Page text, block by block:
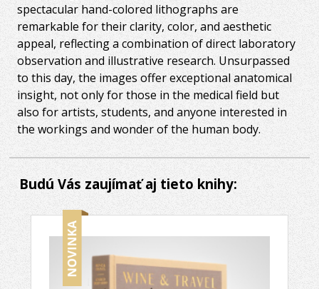
spectacular hand-colored lithographs are
remarkable for their clarity, color, and aesthetic
appeal, reflecting a combination of direct laboratory
observation and illustrative research. Unsurpassed
to this day, the images offer exceptional anatomical
insight, not only for those in the medical field but
also for artists, students, and anyone interested in
the workings and wonder of the human body.
Budú Vás zaujímať aj tieto knihy: